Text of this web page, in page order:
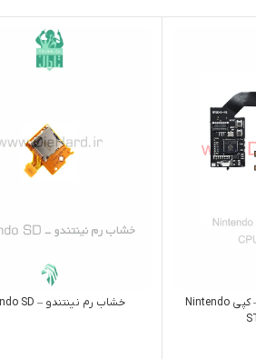
آي سي کنسول نینتندو – کپي Nintendo
خشاب رم نینتندو – Nintendo SD